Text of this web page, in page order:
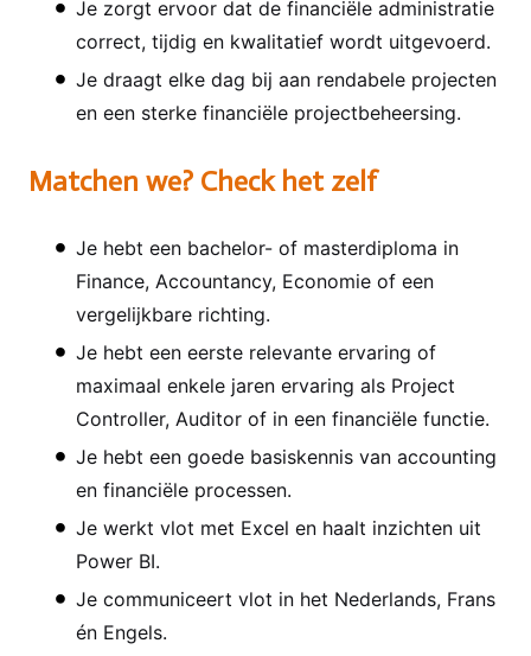
Je zorgt ervoor dat de financiële administratie
correct, tijdig en kwalitatief wordt uitgevoerd.
Je draagt elke dag bij aan rendabele projecten
en een sterke financiële projectbeheersing.
Matchen we? Check het zelf
Je hebt een bachelor- of masterdiploma in
Finance, Accountancy, Economie of een
vergelijkbare richting.
Je hebt een eerste relevante ervaring of
maximaal enkele jaren ervaring als Project
Controller, Auditor of in een financiële functie.
Je hebt een goede basiskennis van accounting
en financiële processen.
Je werkt vlot met Excel en haalt inzichten uit
Power BI.
Je communiceert vlot in het Nederlands, Frans
én Engels.